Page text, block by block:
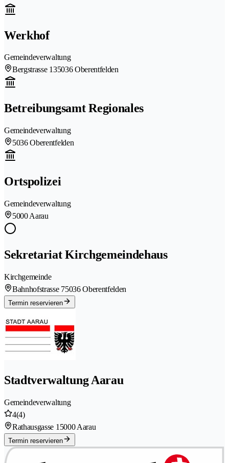
Werkhof
Gemeindeverwaltung
Bergstrasse 135036 Oberentfelden
Betreibungsamt Regionales
Gemeindeverwaltung
5036 Oberentfelden
Ortspolizei
Gemeindeverwaltung
5000 Aarau
Sekretariat Kirchgemeindehaus
Kirchgemeinde
Bahnhofstrasse 75036 Oberentfelden
Termin reservieren
Stadtverwaltung Aarau
Gemeindeverwaltung
4(4)
Rathausgasse 1 5000 Aarau
Termin reservieren